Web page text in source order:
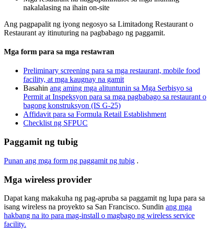
nakalalasing na ihain on-site
Ang pagpapalit ng iyong negosyo sa Limitadong Restaurant o
Restaurant ay itinuturing na pagbabago ng paggamit.
Mga form para sa mga restawran
Preliminary screening para sa mga restaurant, mobile food
facility, at mga kaugnay na gamit
Basahin ang aming mga alituntunin sa Mga Serbisyo sa
Permit at Inspeksyon para sa mga pagbabago sa restaurant o
bagong konstruksyon (IS G-25)
Affidavit para sa Formula Retail Establishment
Checklist ng SFPUC
Paggamit ng tubig
Punan ang mga form ng paggamit ng tubig .
Mga wireless provider
Dapat kang makakuha ng pag-apruba sa paggamit ng lupa para sa
isang wireless na proyekto sa San Francisco. Sundin ang mga
hakbang na ito para mag-install o magbago ng wireless service
facility.